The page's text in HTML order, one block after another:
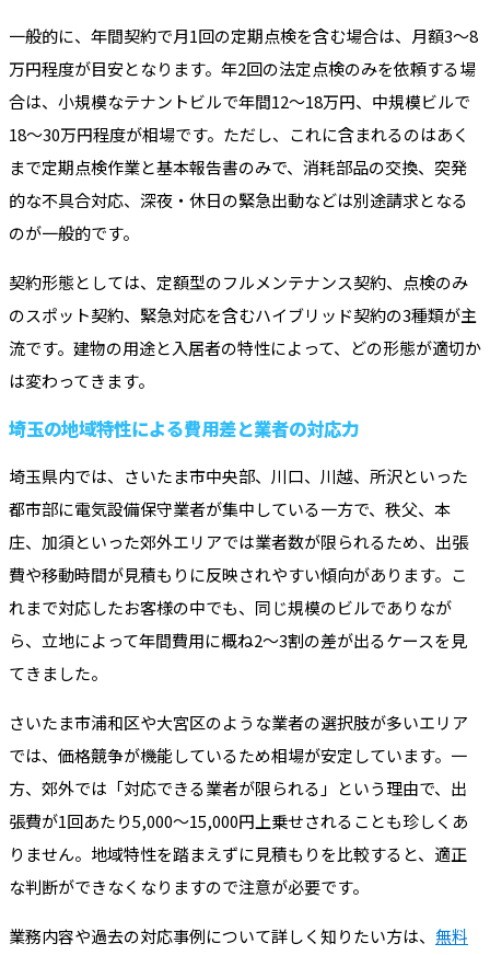
一般的に、年間契約で月1回の定期点検を含む場合は、月額3〜8
万円程度が目安となります。年2回の法定点検のみを依頼する場
合は、小規模なテナントビルで年間12〜18万円、中規模ビルで
18〜30万円程度が相場です。ただし、これに含まれるのはあく
まで定期点検作業と基本報告書のみで、消耗部品の交換、突発
的な不具合対応、深夜・休日の緊急出動などは別途請求となる
のが一般的です。
契約形態としては、定額型のフルメンテナンス契約、点検のみ
のスポット契約、緊急対応を含むハイブリッド契約の3種類が主
流です。建物の用途と入居者の特性によって、どの形態が適切か
は変わってきます。
埼玉の地域特性による費用差と業者の対応力
埼玉県内では、さいたま市中央部、川口、川越、所沢といった
都市部に電気設備保守業者が集中している一方で、秩父、本
庄、加須といった郊外エリアでは業者数が限られるため、出張
費や移動時間が見積もりに反映されやすい傾向があります。こ
れまで対応したお客様の中でも、同じ規模のビルでありなが
ら、立地によって年間費用に概ね2〜3割の差が出るケースを見
てきました。
さいたま市浦和区や大宮区のような業者の選択肢が多いエリア
では、価格競争が機能しているため相場が安定しています。一
方、郊外では「対応できる業者が限られる」という理由で、出
張費が1回あたり5,000〜15,000円上乗せされることも珍しくあ
りません。地域特性を踏まえずに見積もりを比較すると、適正
な判断ができなくなりますので注意が必要です。
業務内容や過去の対応事例について詳しく知りたい方は、 無料